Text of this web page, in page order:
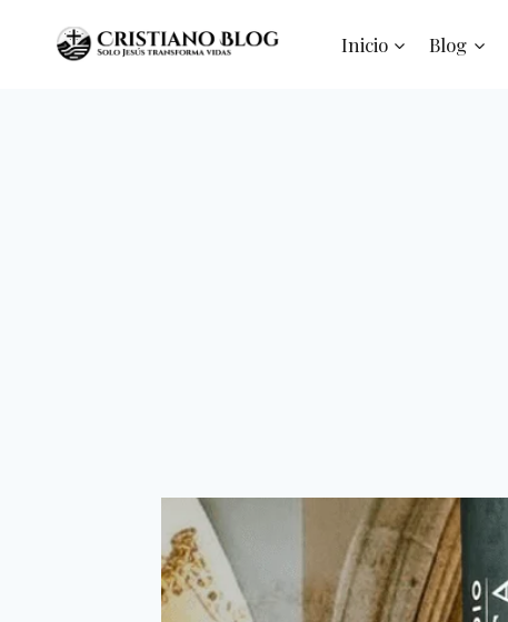
Inicio Blog